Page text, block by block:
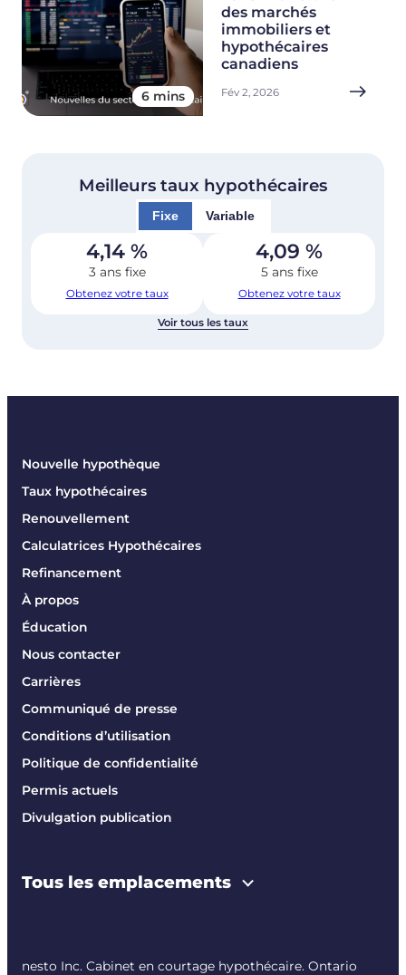
6 mins
des marchés
immobiliers et
hypothécaires
canadiens
Fév 2, 2026
Meilleurs taux hypothécaires
Fixe Variable
4,14 %
3 ans fixe
Obtenez votre taux
4,09 %
5 ans fixe
Obtenez votre taux
Voir tous les taux
Nouvelle hypothèque
Taux hypothécaires
Renouvellement
Calculatrices Hypothécaires
Refinancement
À propos
Éducation
Nous contacter
Carrières
Communiqué de presse
Conditions d’utilisation
Politique de confidentialité
Permis actuels
Divulgation publication
Tous les emplacements
nesto Inc. Cabinet en courtage hypothécaire. Ontario